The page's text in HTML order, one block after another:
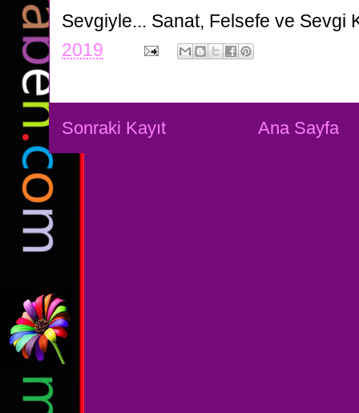
Sevgiyle... Sanat, Felsefe ve Sevgi
2019
Sonraki Kayıt Ana Sayfa